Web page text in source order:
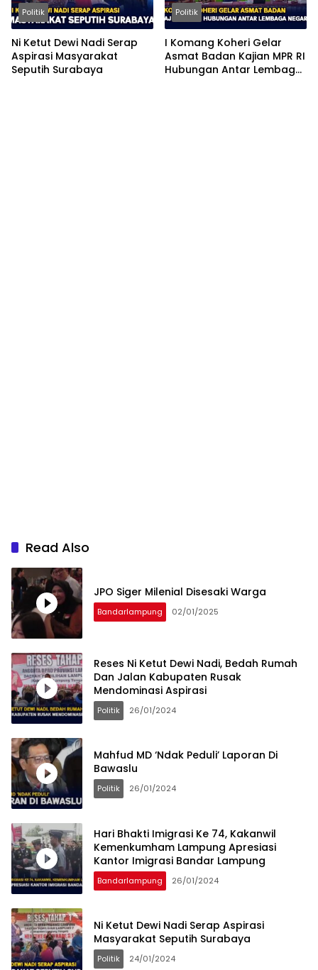
Politik
Ni Ketut Dewi Nadi Serap
Aspirasi Masyarakat
Seputih Surabaya
Politik
I Komang Koheri Gelar
Asmat Badan Kajian MPR RI
Hubungan Antar Lembaga
Read Also
JPO Siger Milenial Disesaki Warga
Bandarlampung 02/01/2025
Reses Ni Ketut Dewi Nadi, Bedah Rumah
Dan Jalan Kabupaten Rusak
Mendominasi Aspirasi
Politik 26/01/2024
Mahfud MD ‘Ndak Peduli’ Laporan Di
Bawaslu
Politik 26/01/2024
Hari Bhakti Imigrasi Ke 74, Kakanwil
Kemenkumham Lampung Apresiasi
Kantor Imigrasi Bandar Lampung
Bandarlampung 26/01/2024
Ni Ketut Dewi Nadi Serap Aspirasi
Masyarakat Seputih Surabaya
Politik 24/01/2024